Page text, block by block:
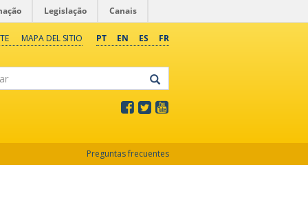
Legislação Canais
PT EN ES FR
MAPA DEL SITIO
Preguntas frecuentes